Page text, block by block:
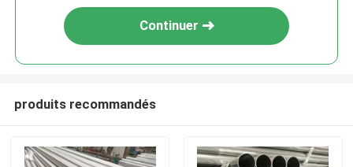
Continuer
produits recommandés